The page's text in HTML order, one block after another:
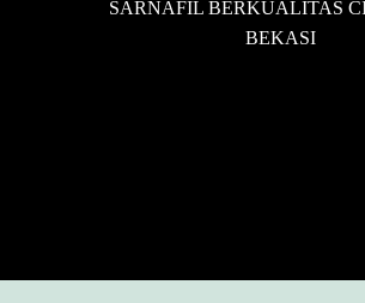
SARNAFIL BERKUALITAS
BEKASI